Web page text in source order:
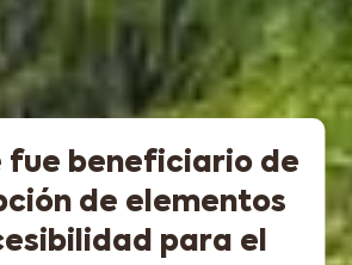
fue beneficiario de
de elementos
para el